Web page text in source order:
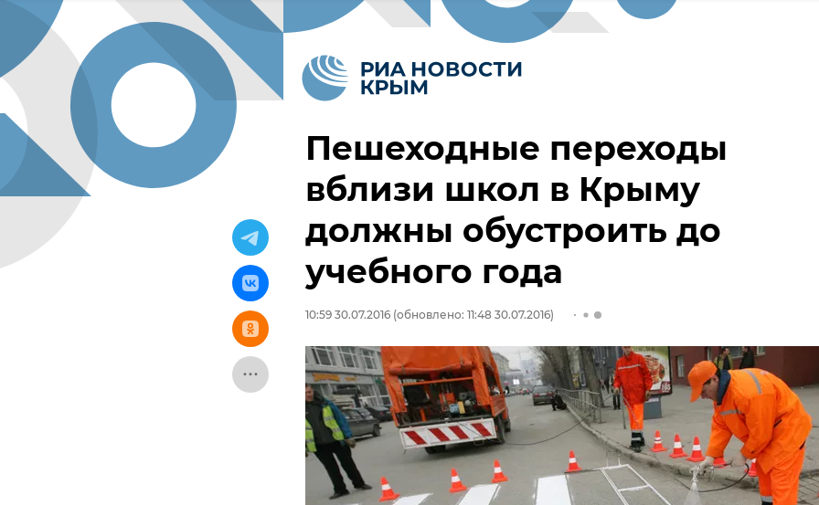
Пешеходные переходы
вблизи школ в Крыму
должны обустроить до
учебного года
10:59 30.07.2016 (обновлено: 11:48 30.07.2016)